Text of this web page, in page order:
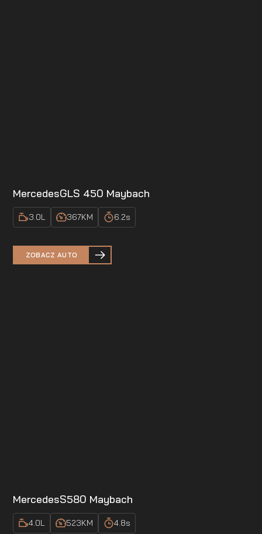
MercedesGLS 450 Maybach
3.0L 367KM 6.2s
ZOBACZ AUTO
MercedesS580 Maybach
4.0L 523KM 4.8s